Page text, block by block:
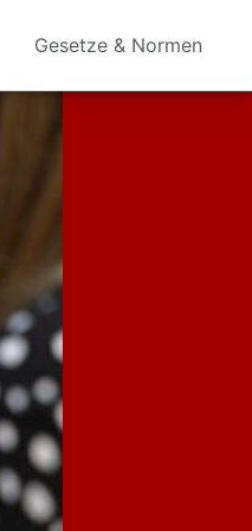
Gesetze & Normen